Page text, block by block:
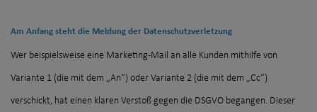
Am Anfang steht die Meldung der Datenschutzverletzung
Wer beispielsweise eine Marketing-Mail an alle Kunden mithilfe von
Variante 1 (die mit dem „An“) oder Variante 2 (die mit dem „Cc“)
verschickt, hat einen klaren Verstoß gegen die DSGVO begangen. Dieser